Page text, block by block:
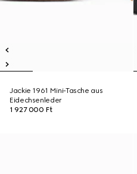
Jackie 1961 Mini-Tasche aus
Eidechsenleder
1 927 000 Ft